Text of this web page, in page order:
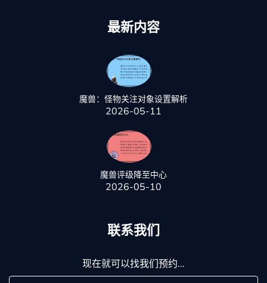
最新内容
魔兽：怪物关注对象设置解析
2026-05-11
魔兽评级降至中心
2026-05-10
联系我们
现在就可以找我们预约...